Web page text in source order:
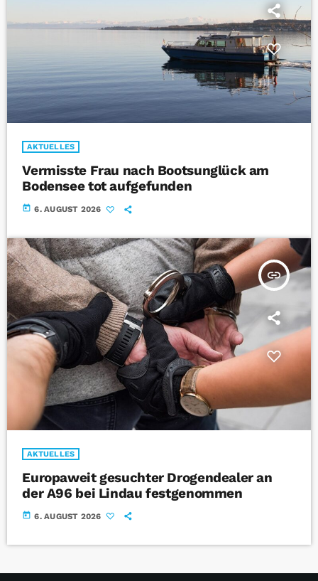
AKTUELLES
Vermisste Frau nach Bootsunglück am
Bodensee tot aufgefunden
today 6. AUGUST 2026
insert_link
AKTUELLES
Europaweit gesuchter Drogendealer an
der A96 bei Lindau festgenommen
today 6. AUGUST 2026